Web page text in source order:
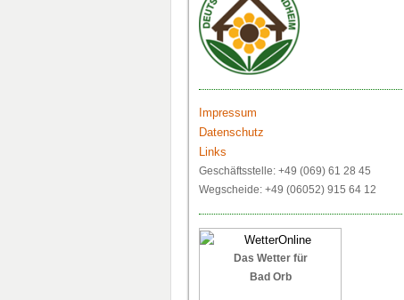
Impressum
Datenschutz
Links
Geschäftsstelle: +49 (069) 61 28 45
Wegscheide: +49 (06052) 915 64 12
Das Wetter für
Bad Orb